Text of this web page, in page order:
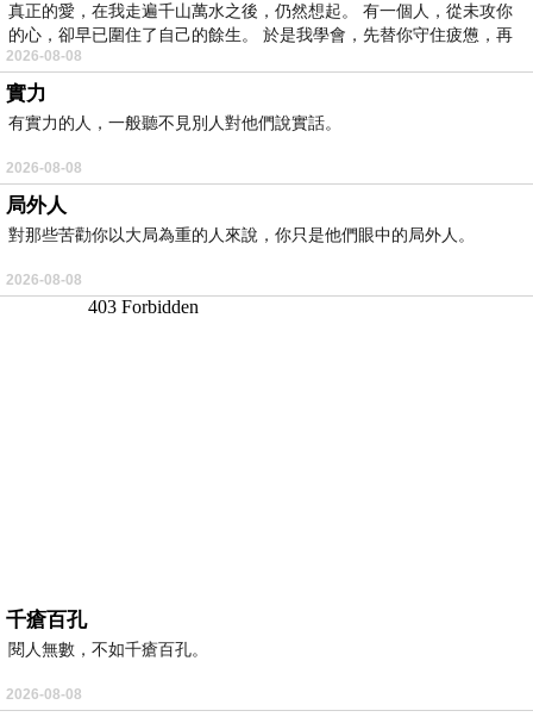
真正的愛，在我走遍千山萬水之後，仍然想起。 有一個人，從未攻你
的心，卻早已圍住了自己的餘生。 於是我學會，先替你守住疲憊，再
2026-08-08
實力
有實力的人，一般聽不見別人對他們說實話。
2026-08-08
局外人
對那些苦勸你以大局為重的人來說，你只是他們眼中的局外人。
2026-08-08
千瘡百孔
閱人無數，不如千瘡百孔。
2026-08-08